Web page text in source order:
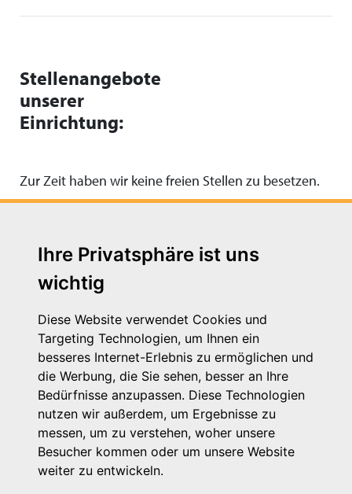
Ihre Privatsphäre ist uns
wichtig
Diese Website verwendet Cookies und
Targeting Technologien, um Ihnen ein
besseres Internet-Erlebnis zu ermöglichen und
die Werbung, die Sie sehen, besser an Ihre
Bedürfnisse anzupassen. Diese Technologien
nutzen wir außerdem, um Ergebnisse zu
messen, um zu verstehen, woher unsere
Besucher kommen oder um unsere Website
weiter zu entwickeln.
Stellenangebote
unserer
Einrichtung:
Zur Zeit haben wir keine freien Stellen zu besetzen.
Michaelkirchstr. 17/18
10179 Berlin
Telefon: 030 – 58 58 17 16 01
E-Mail: info@vpk.de
Mehr Informationen: www.vpk.de